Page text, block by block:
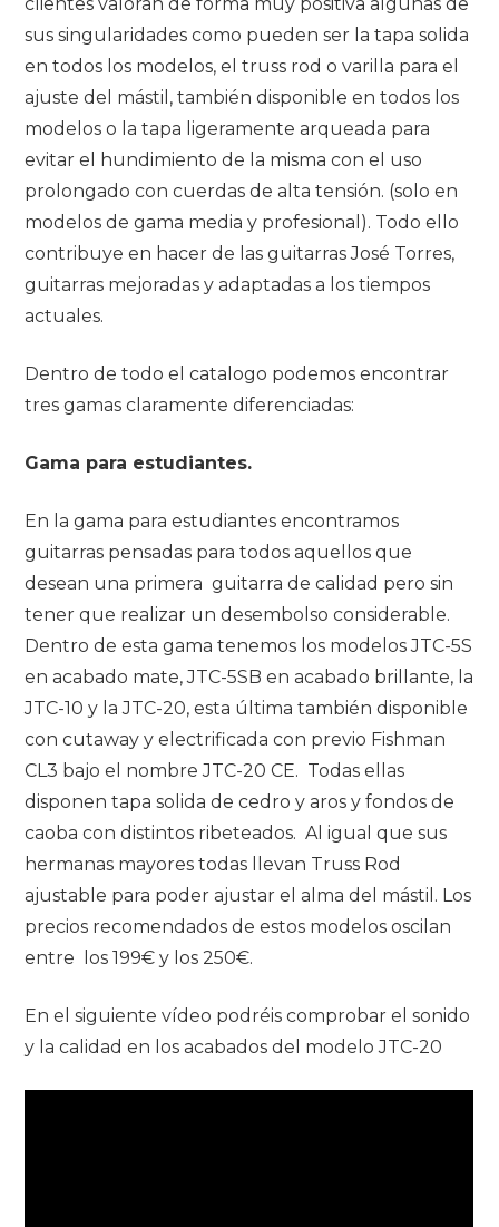
sus singularidades como pueden ser la tapa solida
en todos los modelos, el truss rod o varilla para el
ajuste del mástil, también disponible en todos los
modelos o la tapa ligeramente arqueada para
evitar el hundimiento de la misma con el uso
prolongado con cuerdas de alta tensión. (solo en
modelos de gama media y profesional). Todo ello
contribuye en hacer de las guitarras José Torres,
guitarras mejoradas y adaptadas a los tiempos
actuales.
Dentro de todo el catalogo podemos encontrar
tres gamas claramente diferenciadas:
Gama para estudiantes.
En la gama para estudiantes encontramos
guitarras pensadas para todos aquellos que
desean una primera guitarra de calidad pero sin
tener que realizar un desembolso considerable.
Dentro de esta gama tenemos los modelos JTC-5S
en acabado mate, JTC-5SB en acabado brillante, la
JTC-10 y la JTC-20, esta última también disponible
con cutaway y electrificada con previo Fishman
CL3 bajo el nombre JTC-20 CE. Todas ellas
disponen tapa solida de cedro y aros y fondos de
caoba con distintos ribeteados. Al igual que sus
hermanas mayores todas llevan Truss Rod
ajustable para poder ajustar el alma del mástil. Los
precios recomendados de estos modelos oscilan
entre los 199€ y los 250€.
En el siguiente vídeo podréis comprobar el sonido
y la calidad en los acabados del modelo JTC-20